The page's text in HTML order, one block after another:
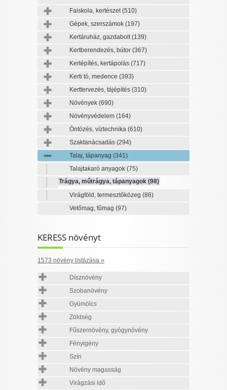
Faiskola, kertészet(510)
Gépek, szerszámok (197)
Kertáruház, gazdabolt(139)
Kertberendezés, bútor (367)
Kertépítés, kertápolás (717)
Kerti tó, medence (393)
Kerttervezés, tájépítés (310)
Növények (690)
Növényvédelem (164)
Öntözés, víztechnika (610)
Szaktanácsadás (294)
Talaj, tápanyag (341)
Talajtakaró anyagok (75)
Trágya, műtrágya, tápanyagok (98)
Virágföld, termesztőközeg (86)
Vetőmag, fűmag (97)
KERESS növényt
1573 növény listázása »
Dísznövény
Szobanövény
Gyümölcs
Zöldség
Fűszernövény, gyógynövény
Fényigény
Szín
Növény magasság
Virágzási idő